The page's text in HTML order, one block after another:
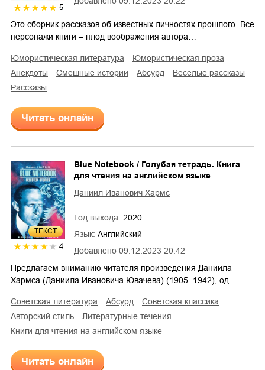
5
Это сборник рассказов об известных личностях прошлого. Все
персонажи книги – плод воображения автора…
юмористическая литература
юмористическая проза
анекдоты
смешные истории абсурд
веселые рассказы
рассказы
Читать онлайн
ТЕКСТ
4 Добавлено 09.12.2023 20:42
Blue Notebook / Голубая тетрадь. Книга
для чтения на английском языке
Даниил Иванович Хармс
Год выхода: 2020
Язык: Английский
Предлагаем вниманию читателя произведения Даниила
Хармса (Даниила Ивановича Ювачева) (1905–1942), од…
советская литература абсурд
советская классика
авторский стиль
литературные течения
книги для чтения на английском языке
Читать онлайн